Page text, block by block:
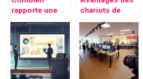
rapporte une
laverie
automatique ?
chariots de
manutention